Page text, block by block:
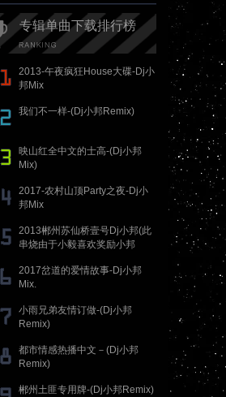
专辑单曲下载排行榜
2013-午夜疯狂House大碟-Dj小
邦Mix
我们不一样-(Dj小邦Remix)
映山红全中文的士高-(Dj小邦
Mix)
2017-农村山顶Party之夜-Dj小
邦Mix
2013郴州苏仙桥壹号Dj小邦(此
串烧由于小毅喜欢奖励小邦
2017岔道的爱情故事-Dj小邦
Mix.
小雨兄弟友情订做-(Dj小邦
Remix)
都市情感热播中文－(Dj小邦
Remix)
郴州土匪专用牌-(Dj小邦Remix)